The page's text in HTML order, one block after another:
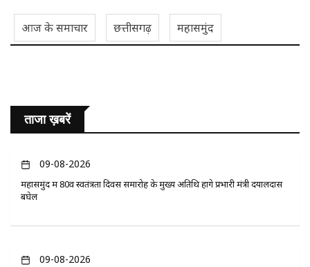
आज के समाचार छत्तीसगढ़ महासमुंद
ताजा ख़बरें
09-08-2026
महासमुंद में 80वें स्वतंत्रता दिवस समारोह के मुख्य अतिथि होंगे प्रभारी मंत्री दयालदास
बघेल
09-08-2026